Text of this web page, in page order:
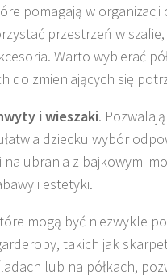
pomagają w organizacji
przestrzeń w
Warto wybierać
do zmieniających się
i wieszaki.
dziecku wybór
ubrania z bajkowymi
i estetyki.
mogą być niezwykle
takich jak
lub na półkach,